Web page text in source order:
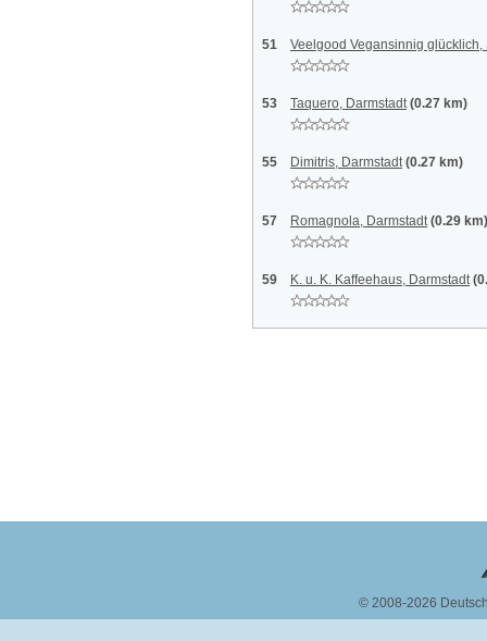
51 Veelgood Vegansinnig
53 Taquero, Darmstadt (0.27 km)
55 Dimitris, Darmstadt (0.27 km)
57 Romagnola, Darmstadt (0.29 km)
59 K. u. K. Kaffeehaus, Darmstadt
© 2008-2026